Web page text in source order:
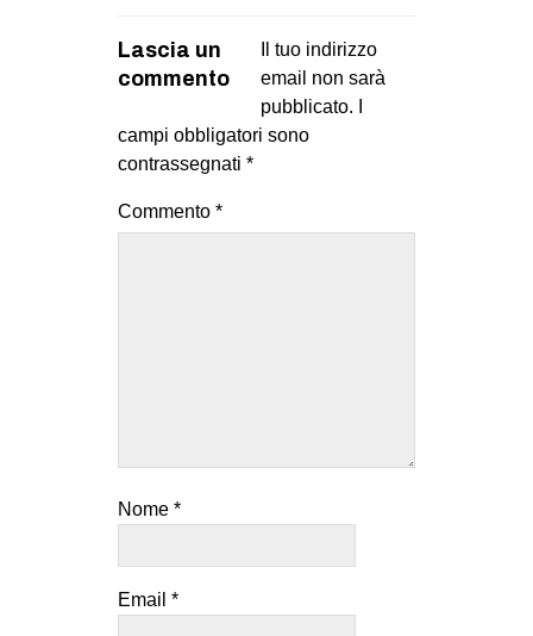
Lascia un
commento
Il tuo indirizzo
email non sarà
pubblicato.
campi obbligatori sono
contrassegnati *
Commento *
Nome *
Email *